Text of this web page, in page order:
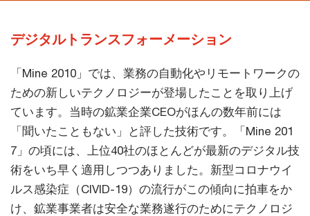
デジタルトランスフォーメーション
「Mine 2010」では、業務の自動化やリモートワークの
ための新しいテクノロジーが登場したことを取り上げ
ています。当時の鉱業企業CEOがほんの数年前には
「聞いたこともない」と評した技術です。「Mine 201
7」の頃には、上位40社のほとんどが最新のデジタル技
術をいち早く適用しつつありました。新型コロナウイ
ルス感染症（CIVID-19）の流行がこの傾向に拍車をか
け、鉱業事業者は安全な業務遂行のためにテクノロジ